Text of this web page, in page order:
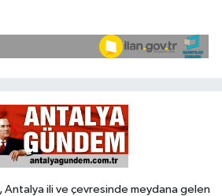
ili ve çevresinde meydana gelen